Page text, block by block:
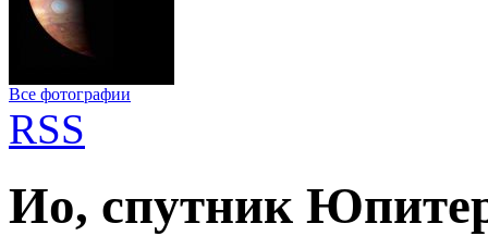
Все фотографии
RSS
Ио, спутник